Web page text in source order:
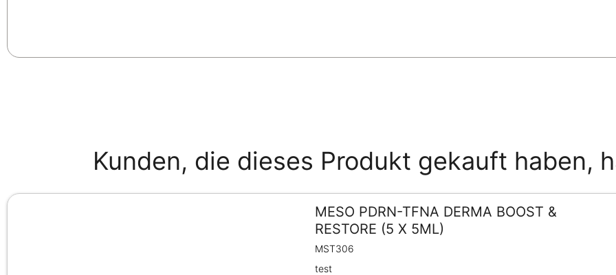
Kunden, die dieses Produkt gekauft haben,
MESO PDRN-TFNA DERMA BOOST &
RESTORE (5 X 5ML)
MST306
test